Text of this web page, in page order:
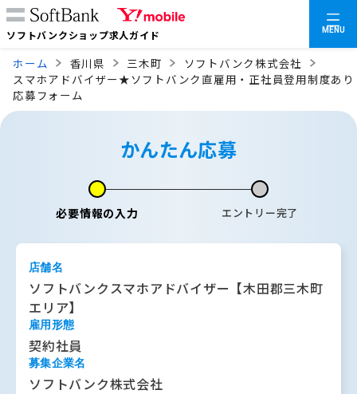
ソフトバンクショップ求人ガイド MENU
ホーム 香川県 三木町
ソフトバンク株式会社
スマホアドバイザー★ソフトバンク直雇用・正社員登用制度あり
応募フォーム
かんたん応募
必要情報の入力 エントリー完了
店舗名
ソフトバンクスマホアドバイザー【木田郡三木町
エリア】
雇用形態
契約社員
募集企業名
ソフトバンク株式会社